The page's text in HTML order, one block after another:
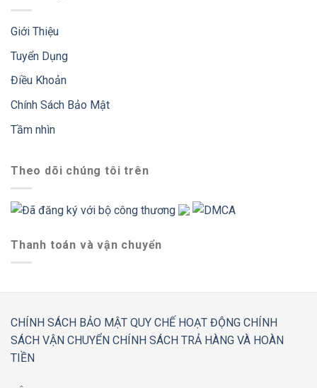
Giới Thiệu
Tuyển Dụng
Điều Khoản
Chính Sách Bảo Mật
Tầm nhìn
Theo dõi chúng tôi trên
Thanh toán và vận chuyển
CHÍNH SÁCH BẢO MẬT QUY CHẾ HOẠT ĐỘNG CHÍNH
SÁCH VẬN CHUYỂN CHÍNH SÁCH TRẢ HÀNG VÀ HOÀN
TIỀN